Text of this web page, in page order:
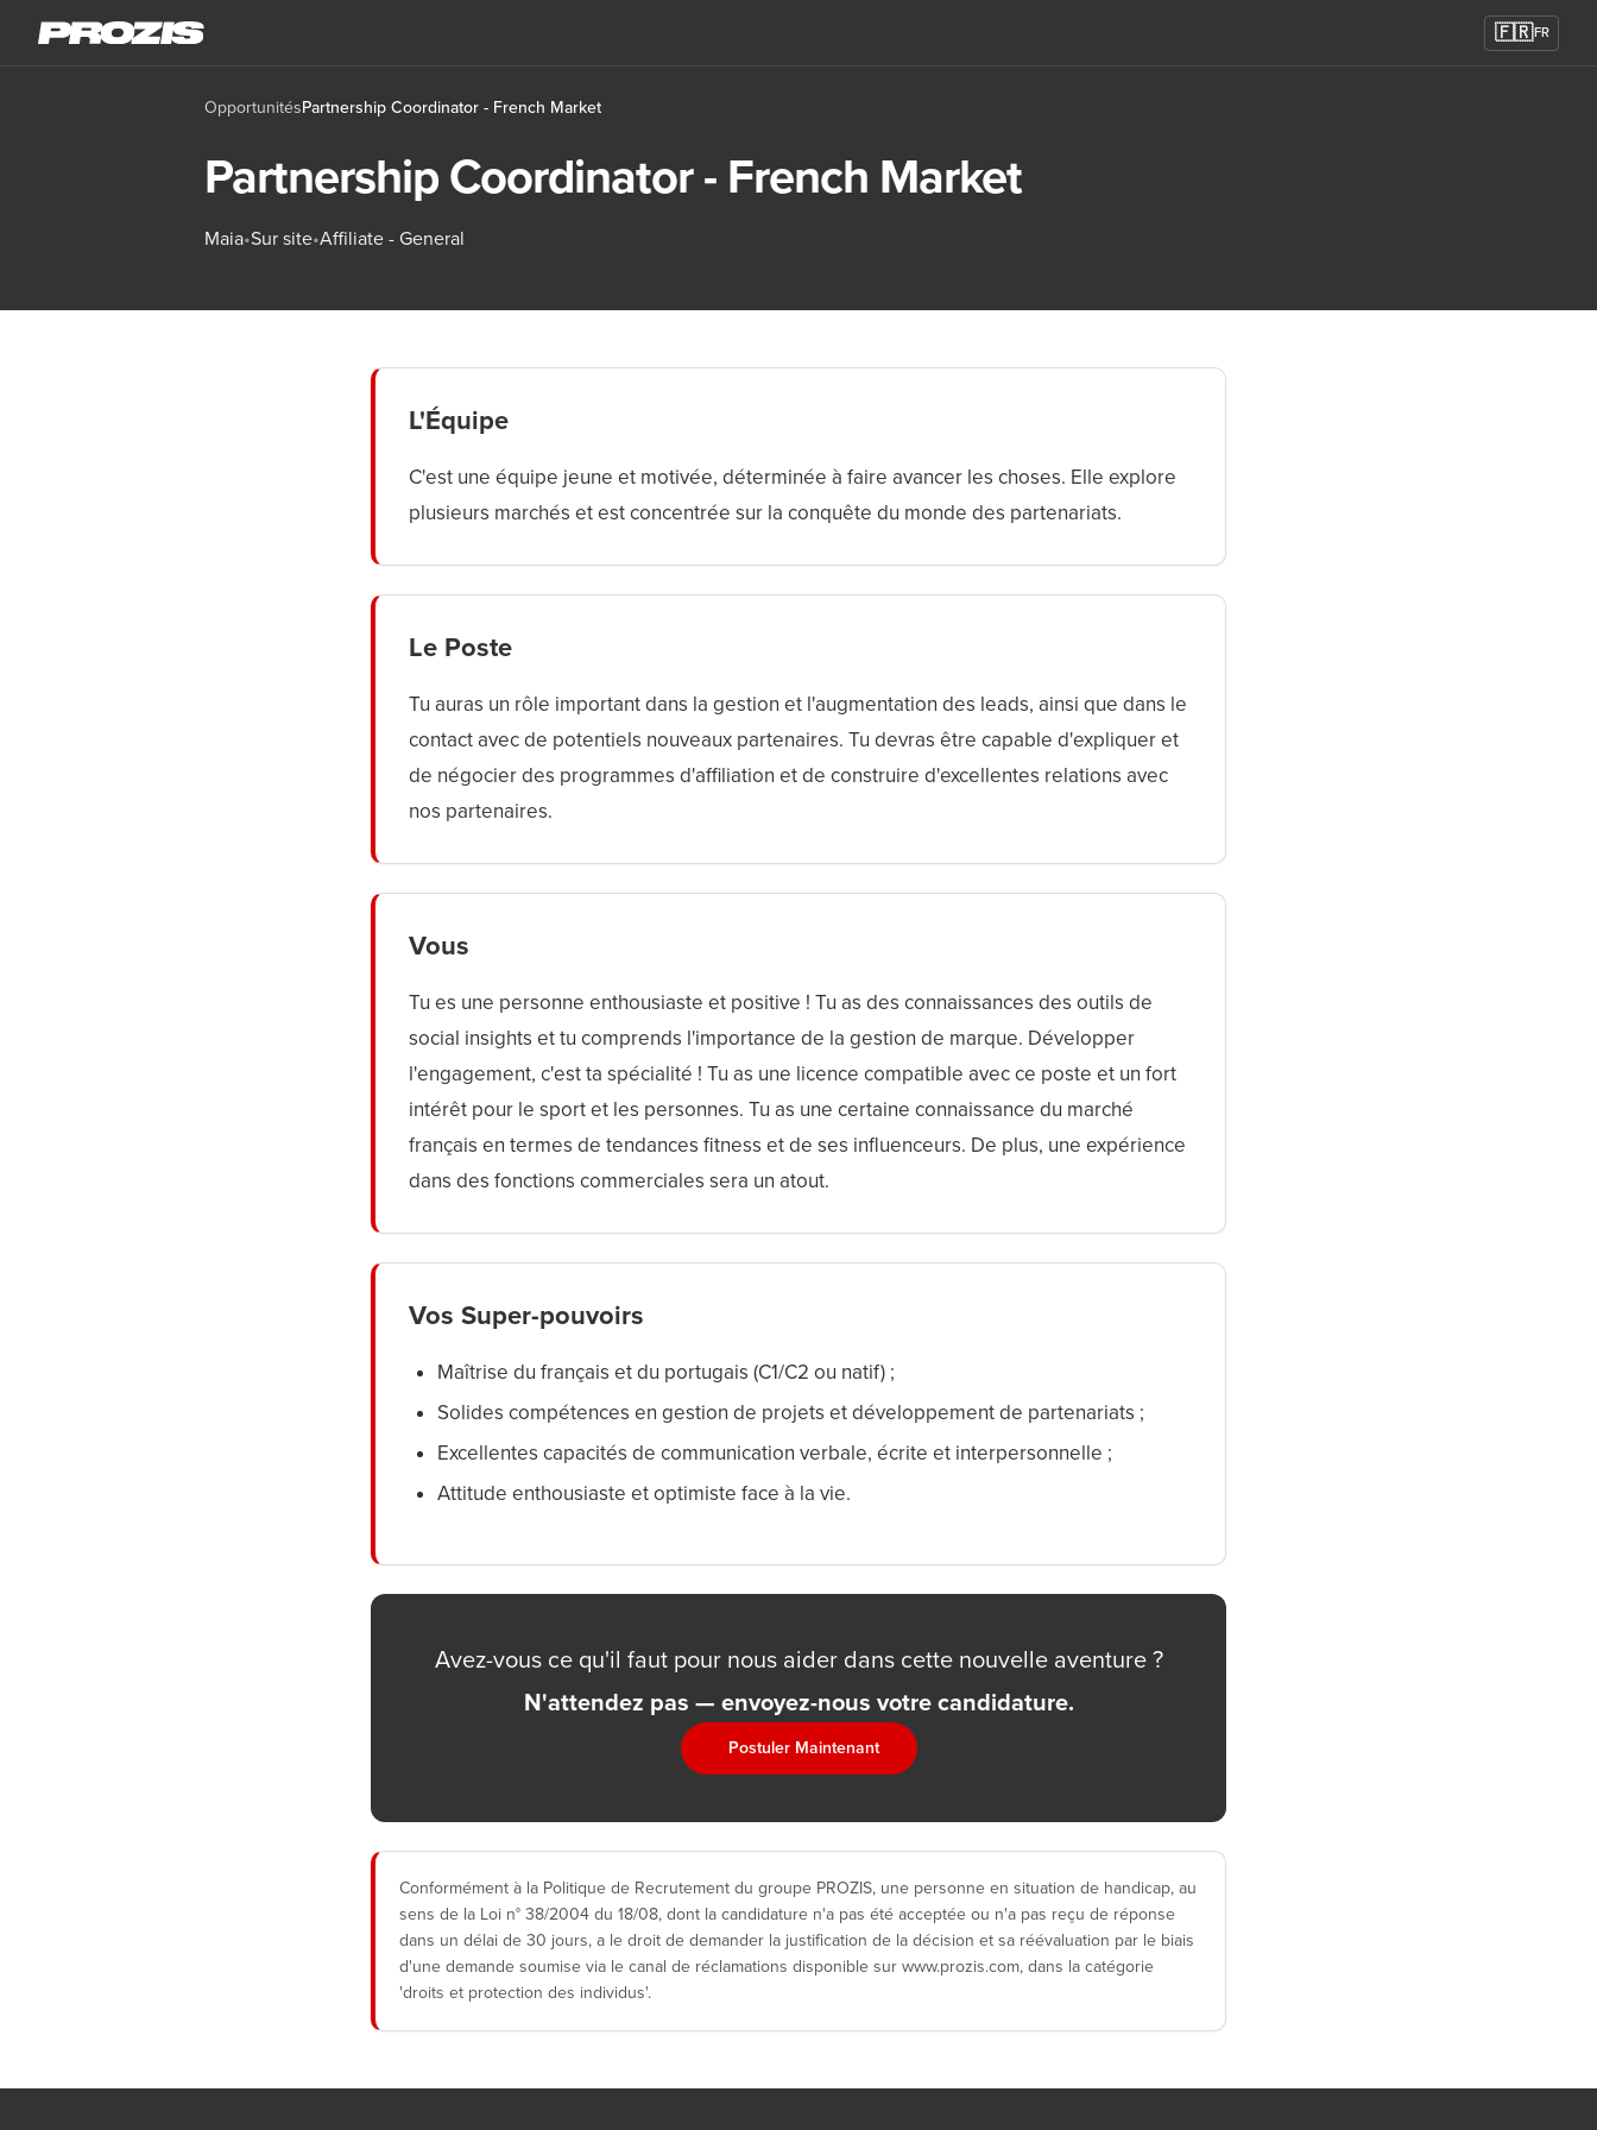
🇫🇷FR
OpportunitésPartnership Coordinator - French Market
Partnership Coordinator - French Market
Maia•Sur site•Affiliate - General
L'Équipe
C'est une équipe jeune et motivée, déterminée à faire avancer les choses. Elle explore
plusieurs marchés et est concentrée sur la conquête du monde des partenariats.
Le Poste
Tu auras un rôle important dans la gestion et l'augmentation des leads, ainsi que dans le
contact avec de potentiels nouveaux partenaires. Tu devras être capable d'expliquer et
de négocier des programmes d'affiliation et de construire d'excellentes relations avec
nos partenaires.
Vous
Tu es une personne enthousiaste et positive ! Tu as des connaissances des outils de
social insights et tu comprends l'importance de la gestion de marque. Développer
l'engagement, c'est ta spécialité ! Tu as une licence compatible avec ce poste et un fort
intérêt pour le sport et les personnes. Tu as une certaine connaissance du marché
français en termes de tendances fitness et de ses influenceurs. De plus, une expérience
dans des fonctions commerciales sera un atout.
Vos Super-pouvoirs
Maîtrise du français et du portugais (C1/C2 ou natif) ;
Solides compétences en gestion de projets et développement de partenariats ;
Excellentes capacités de communication verbale, écrite et interpersonnelle ;
Attitude enthousiaste et optimiste face à la vie.
Avez-vous ce qu'il faut pour nous aider dans cette nouvelle aventure ?
N'attendez pas — envoyez-nous votre candidature.
Postuler Maintenant
Conformément à la Politique de Recrutement du groupe PROZIS, une personne en situation de handicap, au
sens de la Loi n° 38/2004 du 18/08, dont la candidature n'a pas été acceptée ou n'a pas reçu de réponse
dans un délai de 30 jours, a le droit de demander la justification de la décision et sa réévaluation par le biais
d'une demande soumise via le canal de réclamations disponible sur www.prozis.com, dans la catégorie
'droits et protection des individus'.